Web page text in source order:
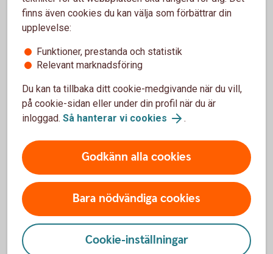
Vilka beloppsgränser gäller för betalningar via
Hur gör jag när en anhörig går bort?
Hur gör jag en utlandsbetalning?
Kontakta oss
finns även cookies du kan välja som förbättrar din
upplevelse:
Funktioner, prestanda och statistik
Relevant marknadsföring
Du kan ta tillbaka ditt cookie-medgivande när du vill,
på cookie-sidan eller under din profil när du är
inloggad. Så hanterar vi cookies .
Godkänn alla cookies
Bara nödvändiga cookies
Cookie-inställningar